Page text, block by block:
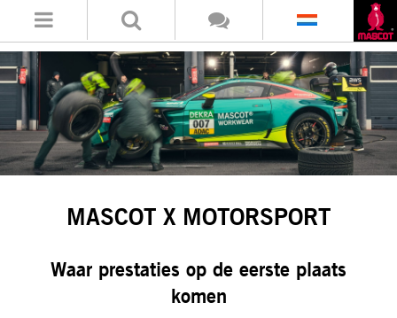
MASCOT X MOTORSPORT
Waar prestaties op de eerste plaats
komen